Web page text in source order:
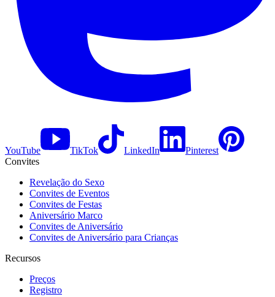
YouTube TikTok LinkedIn
Pinterest
Convites
Revelação do Sexo
Convites de Eventos
Convites de Festas
Aniversário Marco
Convites de Aniversário
Convites de Aniversário para Crianças
Recursos
Preços
Registro